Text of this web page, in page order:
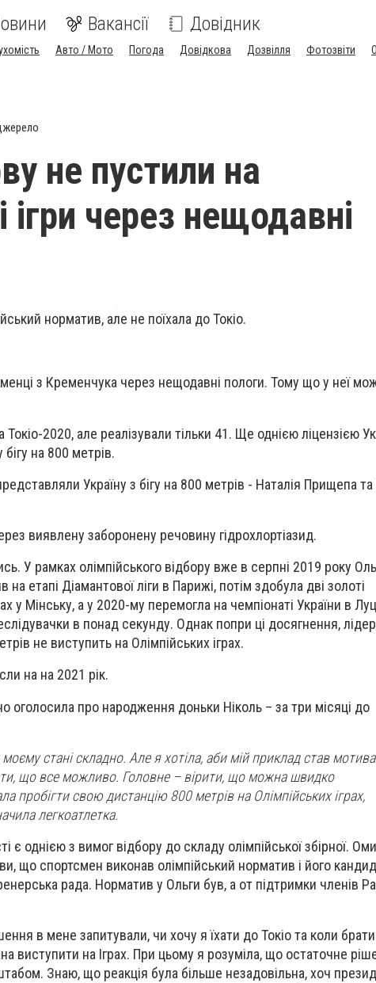
Вакансії Довідник
Авто / Мото Погода Довідкова Дозвілля Фотозвіти
не пустили на
ігри через нещодавні
норматив, але не поїхала до Токіо.
з Кременчука через нещодавні пологи. Тому що у неї
Токіо-2020, але реалізували тільки 41. Ще однією ліцензією
на 800 метрів.
Україну з бігу на 800 метрів - Наталія Прищепа та
виявлену заборонену речовину гідрохлортіазид.
У рамках олімпійського відбору вже в серпні 2019 року
етапі Діамантової ліги в Парижі, потім здобула дві золоті
у Мінську, а у 2020-му перемогла на чемпіонаті України в
в понад секунду. Однак попри ці досягнення,
не виступить на Олімпійських іграх.
на на 2021 рік.
оголосила про народження доньки Ніколь – за три місяці до
стані складно. Але я хотіла, аби мій приклад став
що все можливо. Головне – вірити, що можна швидко
пробігти свою дистанцію 800 метрів на Олімпійських іграх,
легкоатлетка.
є однією з вимог відбору до складу олімпійської збірної.
що спортсмен виконав олімпійський норматив і його
рада. Норматив у Ольги був, а от підтримки членів
в мене запитували, чи хочу я їхати до Токіо та коли брати
виступити на Іграх. При цьому я розуміла, що остаточне
Знаю, що реакція була більше незадовільна, хоч